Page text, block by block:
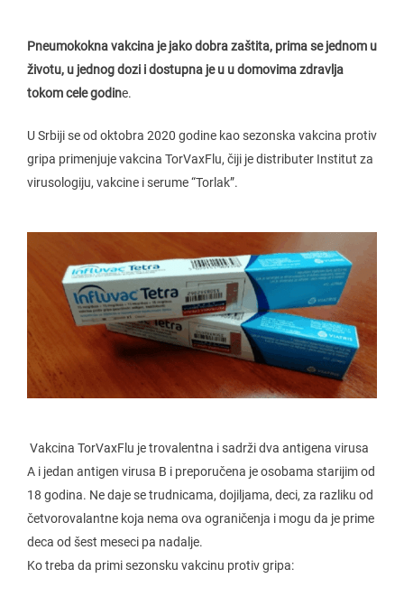
Pneumokokna vakcina je jako dobra zaštita, prima se jednom u
životu, u jednog dozi i dostupna je u u domovima zdravlja
tokom cele godine.
U Srbiji se od oktobra 2020 godine kao sezonska vakcina protiv
gripa primenjuje vakcina TorVaxFlu, čiji je distributer Institut za
virusologiju, vakcine i serume “Torlak”.
Vakcina TorVaxFlu je trovalentna i sadrži dva antigena virusa
A i jedan antigen virusa B i preporučena je osobama starijim od
18 godina. Ne daje se trudnicama, dojiljama, deci, za razliku od
četvorovalantne koja nema ova ograničenja i mogu da je prime
deca od šest meseci pa nadalje.
Ko treba da primi sezonsku vakcinu protiv gripa: